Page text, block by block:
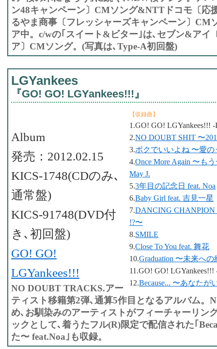
ン48キャンペーン〕CMソング&NTTドコモ〔応
るやま商事〔フレッシャーズキャンペーン〕CM
ア中。c/wの｢スイート&ビター｣は､セブン&アイ
ア〕CMソング。(写真は､Type-A初回盤)
LGYankees
『GO! GO! LGYankees!!!』
【収録曲】
1.GO! GO! LGYankees!!! -
2.NO DOUBT SHIT 〜
3.ボクでいいよね 〜愛の
4.Once More Again 〜も
May J.
5.3年目の記念日 feat. Noa
6.Baby Girl feat. 吉見一星
7.DANCING
!?〜
8.SMILE
9.Close To You feat. 舞花
10.Graduation 〜未来への
11.GO! GO! LGYankees!!!
12.Because... 〜あなたが
Album
発売：2012.02.15
KICS-1748(CDのみ､
通常盤)
KICS-91748(DVD付
き､初回盤)
GO! GO!
LGYankees!!!
NO DOUBT TRACKS.アー
ティスト移籍第2弾､通算5作目となるアルバム。
め､お馴染みのアーティストがフィーチャーリン
ックとして､着うたフル(R)限定で配信された｢
た〜 feat.Noa｣も収録。